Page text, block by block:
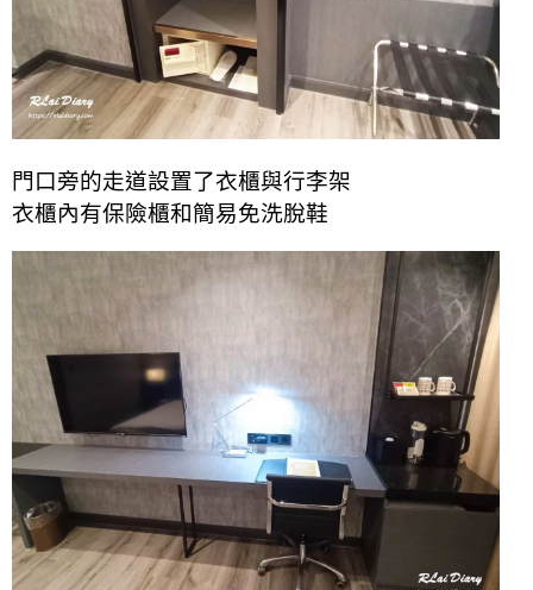
門口旁的走道設置了衣櫃與行李架
衣櫃內有保險櫃和簡易免洗脫鞋